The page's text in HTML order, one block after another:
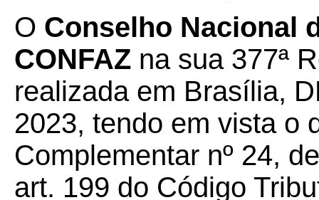
O Conselho Nacional
CONFAZ na sua 377ª
realizada em Brasília,
2023, tendo em vista o
Complementar nº 24,
art. 199 do Código